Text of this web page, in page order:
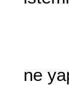
-
-Ne
ne